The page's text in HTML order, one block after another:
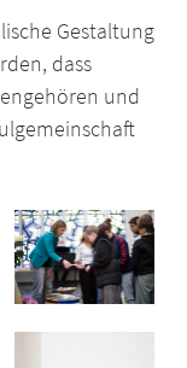
Gestaltung
dass
und